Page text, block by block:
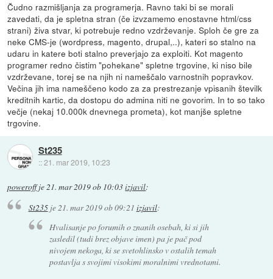
Čudno razmišljanja za programerja. Ravno taki bi se morali
zavedati, da je spletna stran (če izvzamemo enostavne html/css
strani) živa stvar, ki potrebuje redno vzdrževanje. Sploh če gre za
neke CMS-je (wordpress, magento, drupal,..), kateri so stalno na
udaru in katere boti stalno preverjajo za exploiti. Kot magento
programer redno čistim "pohekane" spletne trgovine, ki niso bile
vzdrževane, torej se na njih ni nameščalo varnostnih popravkov.
Večina jih ima nameščeno kodo za za prestrezanje vpisanih številk
kreditnih kartic, da dostopu do admina niti ne govorim. In to so tako
večje (nekaj 10.000k dnevnega prometa), kot manjše spletne
trgovine.
St235
::21. mar 2019, 10:23
poweroffje21. mar 2019 ob 10:03izjavil:
St235je 21. mar 2019 ob 09:21 izjavil:
Hvalisanje po forumih o znanih osebah, ki si jih
zasledil (tudi brez objave imen) pa je pač pod
nivojem nekoga, ki se svetohlinsko v ostalih temah
postavlja s svojimi visokimi moralnimi vrednotami.